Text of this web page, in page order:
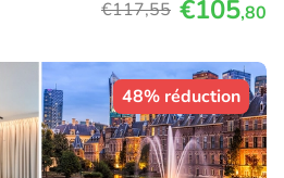
€117,55 €105,80
48% réduction